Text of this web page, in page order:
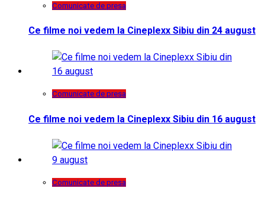
Comunicate de presa
Ce filme noi vedem la Cineplexx Sibiu din 24 august
Comunicate de presa
Ce filme noi vedem la Cineplexx Sibiu din 16 august
Comunicate de presa